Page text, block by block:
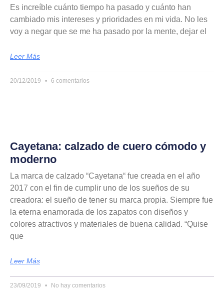
Es increíble cuánto tiempo ha pasado y cuánto han
cambiado mis intereses y prioridades en mi vida. No les
voy a negar que se me ha pasado por la mente, dejar el
Leer Más
20/12/2019 6 comentarios
Cayetana: calzado de cuero cómodo y
moderno
La marca de calzado “Cayetana“ fue creada en el año
2017 con el fin de cumplir uno de los sueños de su
creadora: el sueño de tener su marca propia. Siempre fue
la eterna enamorada de los zapatos con diseños y
colores atractivos y materiales de buena calidad. “Quise
que
Leer Más
23/09/2019 No hay comentarios